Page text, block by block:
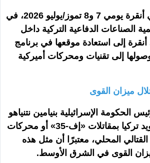
وتُعقد قمة الناتو في أنقرة يومي 7 و8 تموز/يوليو 2026، في
الصناعات الدفاعية التركية داخل
إلى استعادة موقعها في برنامج
وصولها إلى تقنيات ومحركات أميركية
ميزان القوى
الحكومة الإسرائيلية بنيامين نتنياهو
تحذيرًا علنيًا من تزويد تركيا بمقاتلات «إف-35» أو محركات
المحلي، معتبرًا أن مثل هذه
القوى في الشرق الأوسط.